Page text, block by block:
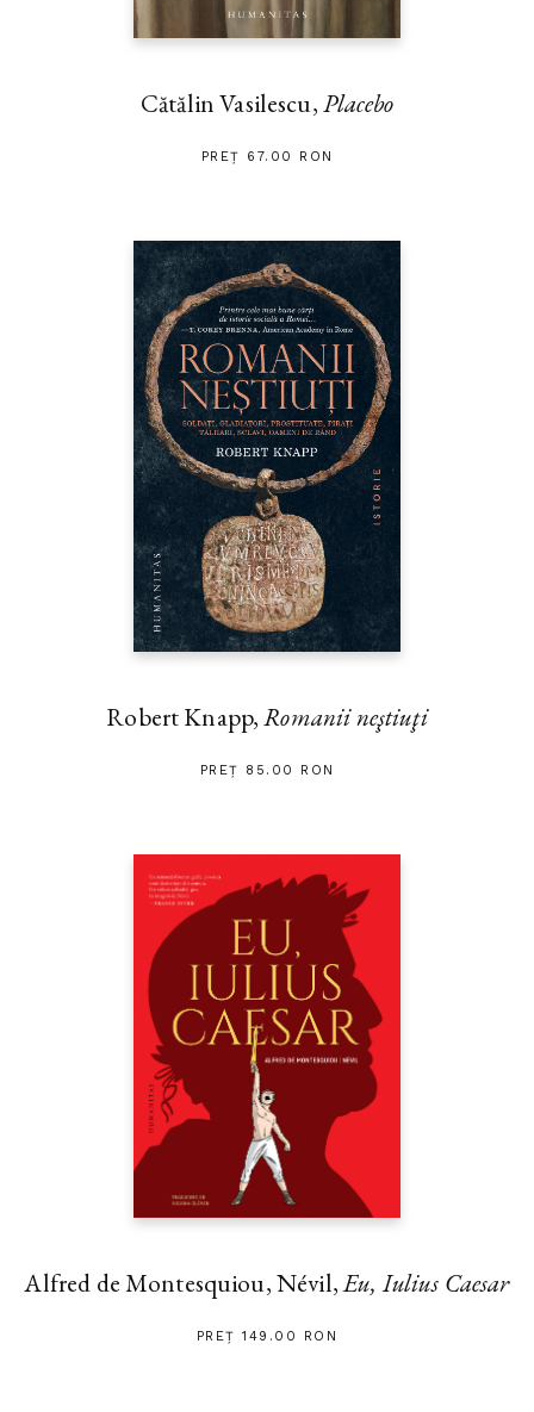
Cătălin Vasilescu,Placebo
PREȚ 67.00 RON
Robert Knapp,Romanii neştiuţi
PREȚ 85.00 RON
Alfred de Montesquiou, Névil,Eu, Iulius Caesar
PREȚ 149.00 RON